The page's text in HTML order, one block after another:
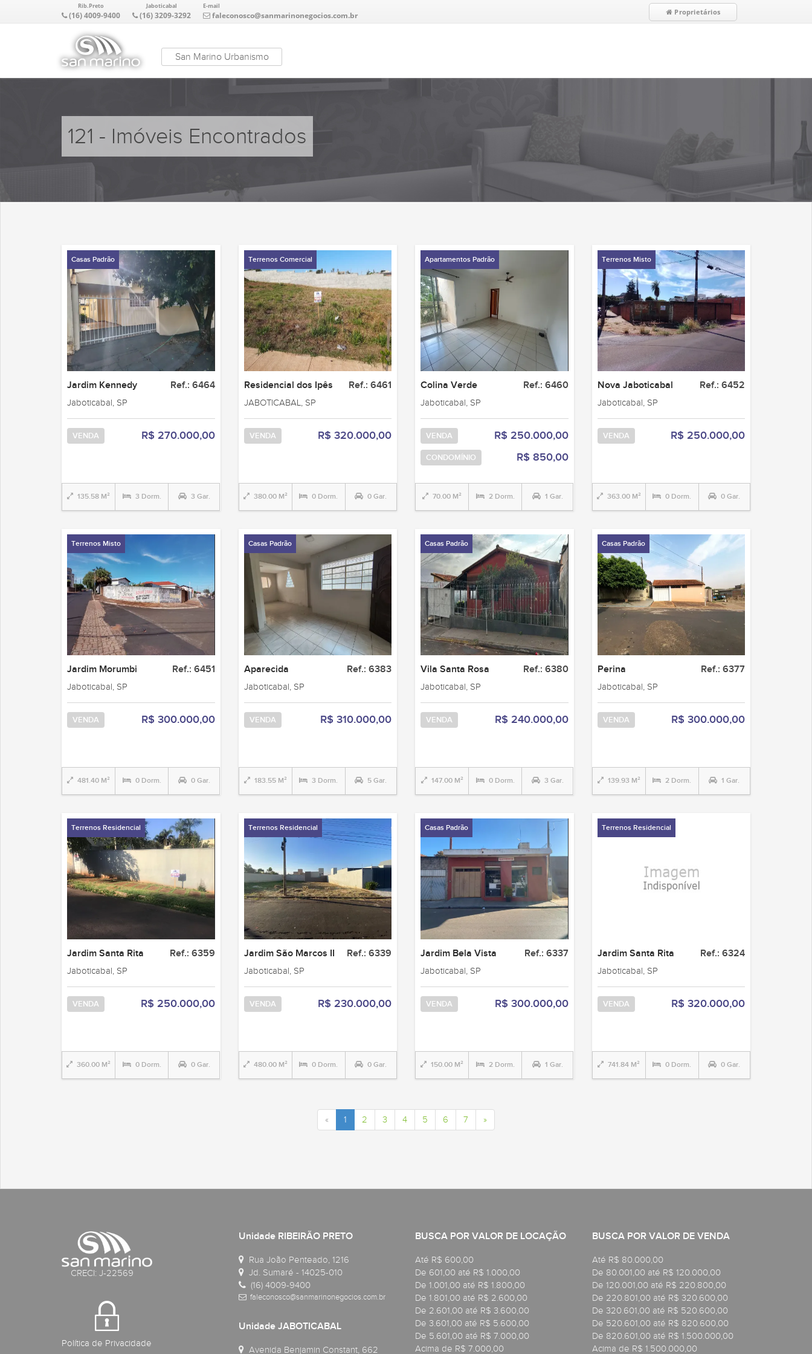
Rib.Preto
(16) 4009-9400
Jaboticabal
(16) 3209-3292
E-mail
faleconosco@sanmarinonegocios.com.br Proprietários
San Marino Urbanismo
121 - Imóveis Encontrados
Casas Padrão
Jardim Kennedy Ref.: 6464
Jaboticabal, SP
VENDA R$ 270.000,00
135.58 M² 3 Dorm. 3 Gar.
Terrenos Comercial
Residencial dos Ipês Ref.: 6461
JABOTICABAL, SP
VENDA R$ 320.000,00
380.00 M² 0 Dorm. 0 Gar.
Apartamentos Padrão
Colina Verde Ref.: 6460
Jaboticabal, SP
VENDA R$ 250.000,00
CONDOMÍNIO R$ 850,00
70.00 M² 2 Dorm. 1 Gar.
Terrenos Misto
Nova Jaboticabal Ref.: 6452
Jaboticabal, SP
VENDA R$ 250.000,00
363.00 M² 0 Dorm. 0 Gar.
Terrenos Misto
Jardim Morumbi Ref.: 6451
Jaboticabal, SP
VENDA R$ 300.000,00
481.40 M² 0 Dorm. 0 Gar.
Casas Padrão
Aparecida Ref.: 6383
Jaboticabal, SP
VENDA R$ 310.000,00
183.55 M² 3 Dorm. 5 Gar.
Casas Padrão
Vila Santa Rosa Ref.: 6380
Jaboticabal, SP
VENDA R$ 240.000,00
147.00 M² 0 Dorm. 3 Gar.
Casas Padrão
Perina Ref.: 6377
Jaboticabal, SP
VENDA R$ 300.000,00
139.93 M² 2 Dorm. 1 Gar.
Terrenos Residencial
Jardim Santa Rita Ref.: 6359
Jaboticabal, SP
VENDA R$ 250.000,00
360.00 M² 0 Dorm. 0 Gar.
Terrenos Residencial
Jardim São Marcos II Ref.: 6339
Jaboticabal, SP
VENDA R$ 230.000,00
480.00 M² 0 Dorm. 0 Gar.
Casas Padrão
Jardim Bela Vista Ref.: 6337
Jaboticabal, SP
VENDA R$ 300.000,00
150.00 M² 2 Dorm. 1 Gar.
Terrenos Residencial
Jardim Santa Rita Ref.: 6324
Jaboticabal, SP
VENDA R$ 320.000,00
741.84 M² 0 Dorm. 0 Gar.
« 1 2 3 4 5 6 7 »
CRECI: J-22569
Política de Privacidade
Unidade RIBEIRÃO PRETO
Rua João Penteado, 1216
Jd. Sumaré - 14025-010
(16) 4009-9400
faleconosco@sanmarinonegocios.com.br
Unidade JABOTICABAL
Avenida Benjamin Constant, 662
BUSCA POR VALOR DE LOCAÇÃO
Até R$ 600,00
De 601,00 até R$ 1.000,00
De 1.001,00 até R$ 1.800,00
De 1.801,00 até R$ 2.600,00
De 2.601,00 até R$ 3.600,00
De 3.601,00 até R$ 5.600,00
De 5.601,00 até R$ 7.000,00
Acima de R$ 7.000,00
BUSCA POR VALOR DE VENDA
Até R$ 80.000,00
De 80.001,00 até R$ 120.000,00
De 120.001,00 até R$ 220.800,00
De 220.801,00 até R$ 320.600,00
De 320.601,00 até R$ 520.600,00
De 520.601,00 até R$ 820.600,00
De 820.601,00 até R$ 1.500.000,00
Acima de R$ 1.500.000,00